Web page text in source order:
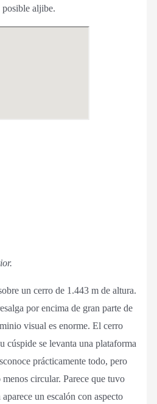
posible aljibe.
un cerro de 1.443 m de altura.
por encima de gran parte de
visual es enorme. El cerro
cúspide se levanta una plataforma
prácticamente todo, pero
circular. Parece que tuvo
un escalón con aspecto